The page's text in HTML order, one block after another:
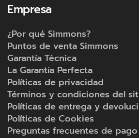
Empresa
¿Por qué Simmons?
Puntos de venta Simmons
Garantía Técnica
La Garantía Perfecta
Políticas de privacidad
Términos y condiciones del
Políticas de entrega y
Políticas de Cookies
Preguntas frecuentes de pago